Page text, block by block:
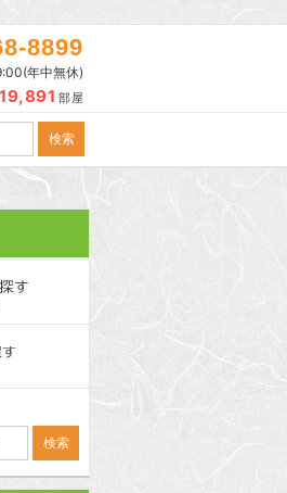
8899
年中無休)
19,891 部屋